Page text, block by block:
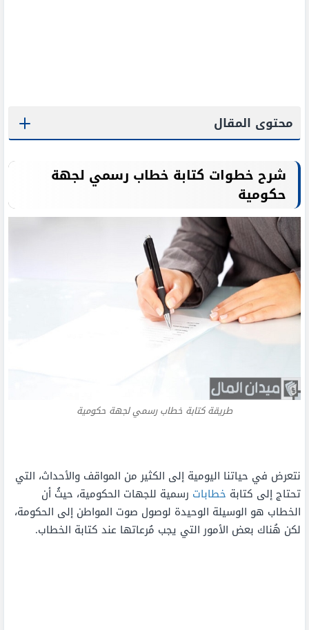
محتوى المقال
شرح خطوات كتابة خطاب رسمي لجهة
حكومية
طريقة كتابة خطاب رسمي لجهة حكومية
نتعرض في حياتنا اليومية إلى الكثير من المواقف والأحداث، التي
تحتاج إلى كتابة خطابات رسمية للجهات الحكومية، حيثُ أن
الخطاب هو الوسيلة الوحيدة لوصول صوت المواطن إلى الحكومة،
لكن هُناك بعض الأمور التي يجب مُرعاتها عند كتابة الخطاب.